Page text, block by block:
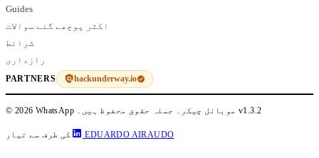
Guides
اکثر پوچھے گئے سوالات
شرائط
رازداری
PARTNERS hackunderway.io
© 2026 WhatsApp موبائل چیکر۔ جملہ حقوق محفوظ ہیں۔v1.3.2
کی طرف سے تیار EDUARDO AIRAUDO